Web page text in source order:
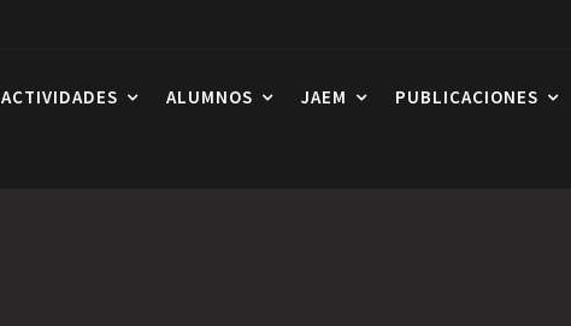
ACTIVIDADES ALUMNOS JAEM PUBLICACIONES